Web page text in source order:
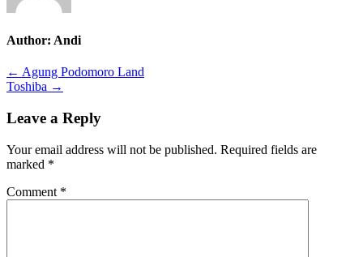
Author: Andi
Post
navigation
← Agung Podomoro Land
Toshiba →
Leave a Reply
Your email address will not be published. Required fields are
marked *
Comment *